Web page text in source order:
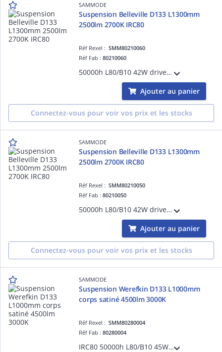
SAMMODE
Suspension Belleville D133 L1300mm
2500lm 2700K IRC80
Réf Rexel :SMM80210060
Réf Fab :80210060
50000h L80/B10 42W driver gradable Casambi classe I 220-240V 50/60Hz Ta 30°C IP66/IP68/IP69K IK10 garantie 5 ans 650 °C inox marine 316L équipé de 3m de câble 3G1,5 grille à perforation base trapèze Silver
Ajouter au panier
Connectez-vous pour voir vos prix et les stocks
SAMMODE
Suspension Belleville D133 L1300mm
2500lm 2700K IRC80
Réf Rexel :SMM80210050
Réf Fab :80210050
50000h L80/B10 42W driver ON/OFF classe I 220-240V 0/50/60Hz Ta 30°C IP66/IP68/IP69K IK10 garantie 5 ans 650 °C inox marine 316L équipé de 3m de câble 3G1,5 grille à perforation base trapèze Silver
Ajouter au panier
Connectez-vous pour voir vos prix et les stocks
SAMMODE
Suspension Werefkin D133 L1000mm
corps satiné 4500lm 3000K
Réf Rexel :SMM80280004
Réf Fab :80280004
IRC80 50000h L80/B10 45W driver ON/OFF Classe II 220-240V 0/50/60Hz Ta 35°C IP66/IP68/IP69K IK10 garantie 5 ans 650 °C bandeaux à grenouillère inox 304L 1 presse-étoupe laiton nickelé D5-14mm